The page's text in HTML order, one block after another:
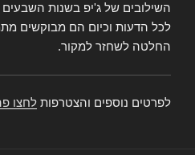
השילובים של ג'יפ בשנות
לכל הדעות וכיום הם מבוקשים
החלטה לשחזר למקור.
לפרטים נוספים והצטרפות לחצו